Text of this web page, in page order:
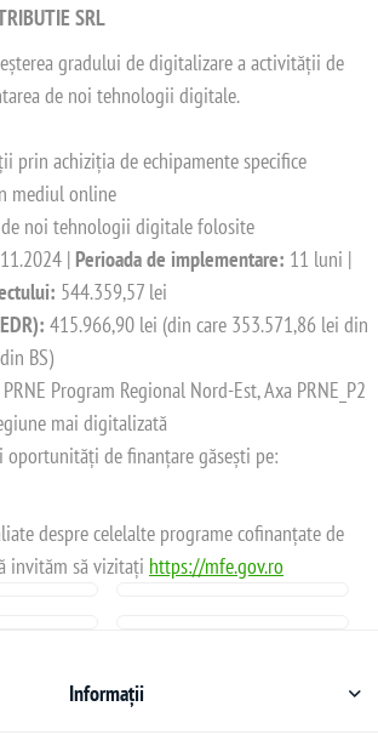
SRL
gradului de digitalizare a activității de
de noi tehnologii digitale.
prin achiziția de echipamente specifice
mediul online
de noi tehnologii digitale folosite
| Perioada de implementare: 11 luni |
544.359,57 lei
415.966,90 lei (din care 353.571,86 lei din
BS)
PRNE Program Regional Nord-Est, Axa PRNE_P2
mai digitalizată
oportunități de finanțare găsești pe:
despre celelalte programe cofinanțate de
invităm să vizitați https://mfe.gov.ro
Informații